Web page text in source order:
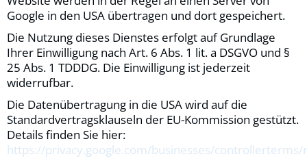
Google in den USA übertragen und dort gespeichert.
Die Nutzung dieses Dienstes erfolgt auf Grundlage
Ihrer Einwilligung nach Art. 6 Abs. 1 lit. a DSGVO und §
25 Abs. 1 TDDDG. Die Einwilligung ist jederzeit
widerrufbar.
Die Datenübertragung in die USA wird auf die
Standardvertragsklauseln der EU-Kommission gestützt.
Details finden Sie hier:
https://privacy.google.com/businesses/controllerterms/